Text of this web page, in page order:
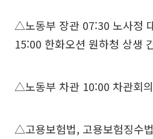
△노동부 장관 07:30 노사정
15:00 한화오션 원하청 상생
△노동부 차관 10:00 차관회
△고용보험법, 고용보험징수